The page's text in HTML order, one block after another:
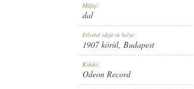
Műfaj:
dal
Felvétel ideje és helye:
1907 körül, Budapest
Kiadó:
Odeon Record